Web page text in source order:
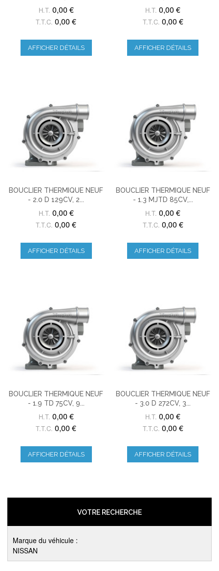
H.T. 0,00 €
T.T.C. 0,00 €
AFFICHER DÉTAILS
H.T. 0,00 €
T.T.C. 0,00 €
AFFICHER DÉTAILS
BOUCLIER THERMIQUE NEUF
- 2.0 D 129CV, 2...
H.T. 0,00 €
T.T.C. 0,00 €
AFFICHER DÉTAILS
BOUCLIER THERMIQUE NEUF
- 1.3 MJTD 85CV,...
H.T. 0,00 €
T.T.C. 0,00 €
AFFICHER DÉTAILS
BOUCLIER THERMIQUE NEUF
- 1.9 TD 75CV, 9...
H.T. 0,00 €
T.T.C. 0,00 €
AFFICHER DÉTAILS
BOUCLIER THERMIQUE NEUF
- 3.0 D 272CV, 3...
H.T. 0,00 €
T.T.C. 0,00 €
AFFICHER DÉTAILS
VOTRE RECHERCHE
Marque du véhicule :
NISSAN